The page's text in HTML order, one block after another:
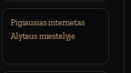
Pigiausias internetas
Alytaus miestelyje